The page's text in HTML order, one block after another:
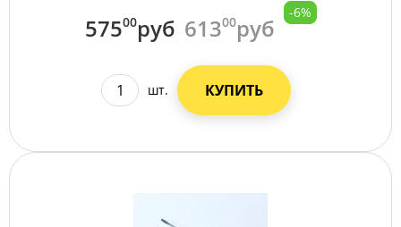
57500руб 61300руб
-6%
шт. КУПИТЬ